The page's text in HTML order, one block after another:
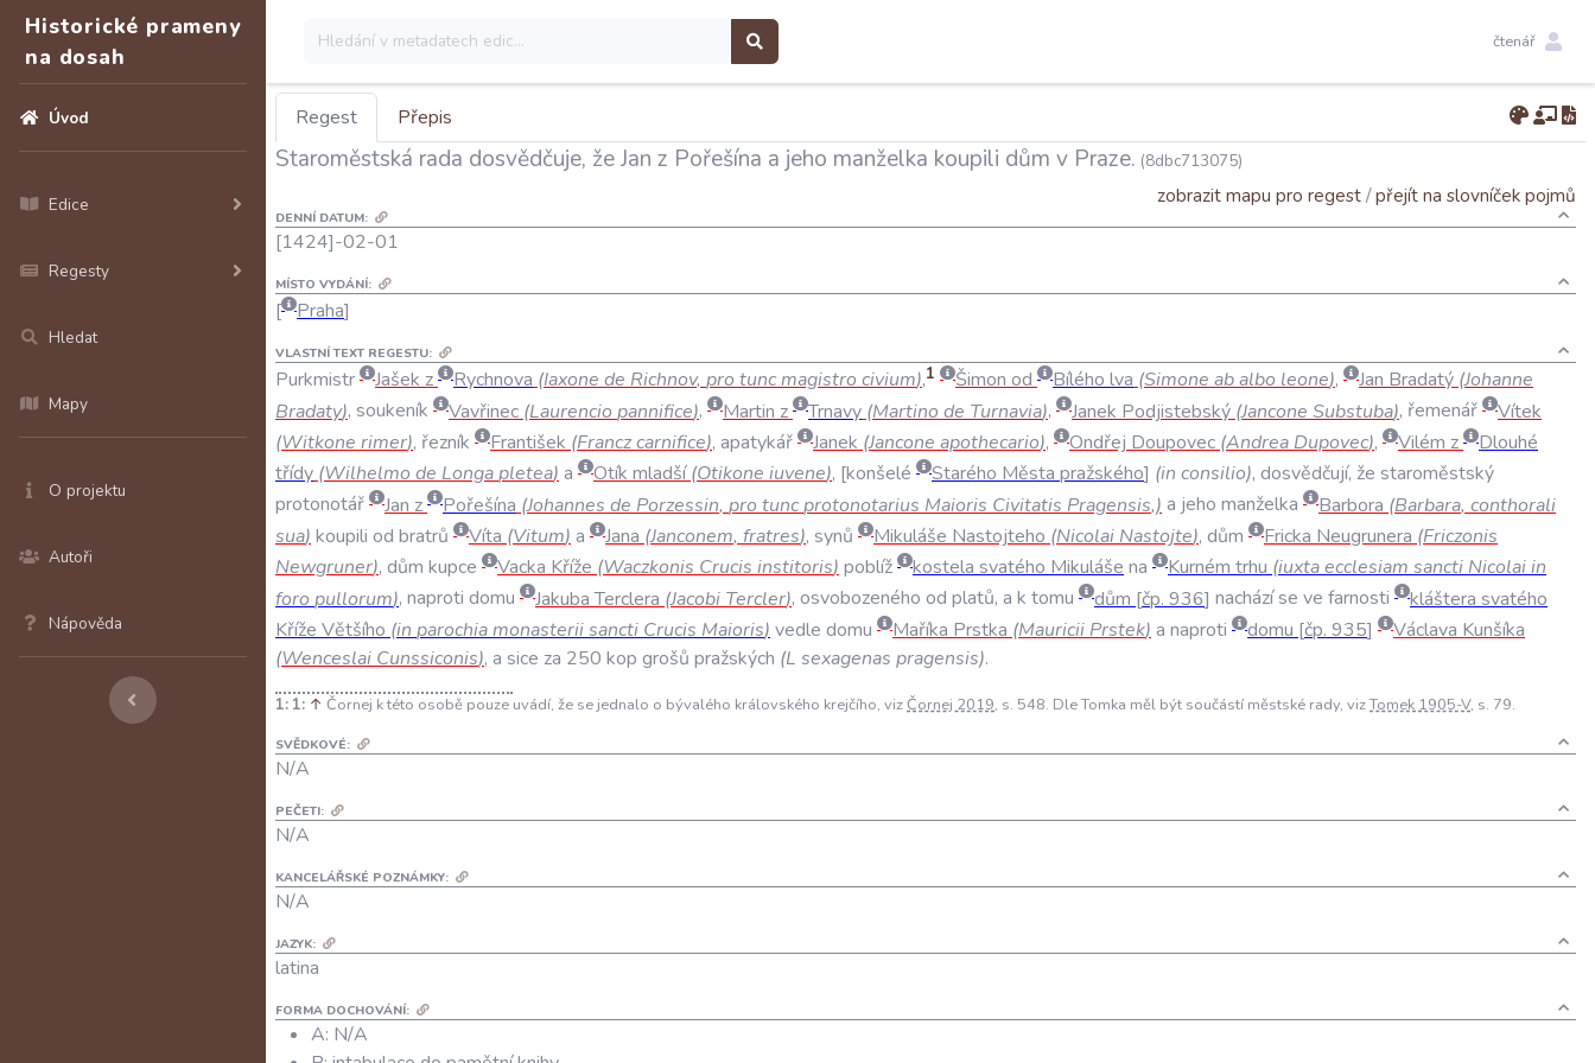
Historické prameny
na dosah
Úvod
Edice
Regesty
Hledat
Mapy
O projektu
Autoři
Nápověda
čtenář
Regest Přepis
Staroměstská rada dosvědčuje, že Jan z Pořešína a jeho manželka koupili dům v Praze. (8dbc713075)
zobrazit mapu pro regest/přejít na slovníček pojmů
DENNÍ DATUM:
[1424]-02-01
MÍSTO VYDÁNÍ:
Praha
VLASTNÍ TEXT REGESTU:
Purkmistr Jašek z Rychnova (Iaxone de Richnov, pro tuncmagistro civium),1 Šimon od Bílého lva (Simone abalbo leone), Jan Bradatý (Johanne
Bradaty), soukeník Vavřinec (Laurencio pannifice), Martin z Trnavy (Martino de Turnavia), Janek Podjistebský (Jancone Substuba), řemenář
Vítek
(Witkone rimer), řezník František (Franczcarnifice), apatykář Janek (Jancone apothecario), Ondřej Doupovec (Andrea Dupovec), Vilém z
Dlouhé
třídy (Wilhelmo de Longapletea) a Otík mladší(Otikone iuvene), konšelé Starého Města pražského (in consilio), dosvědčují, že staroměstský
protonotář
Jan z Pořešína (Johannes de Porzessin, pro tuncprotonotarius Maioris Civitatis Pragensis,) a jeho manželka Barbora (Barbara, conthorali
sua) koupili od bratrů Víta (Vitum) a Jana (Janconem, fratres), synů Mikuláše Nastojteho (Nicolai Nastojte), dům Fricka Neugrunera (Friczonis
Newgruner), dům kupce Vacka Kříže (Waczkonis Crucis institoris) poblíž kostela svatého Mikuláše na Kurném trhu (iuxtaecclesiam sancti Nicolaiin
foro pullorum), naproti domu Jakuba Terclera (Jacobi Tercler), osvobozeného od platů, a k tomu dům čp. 936 nacházíse ve farnosti kláštera svatého
Kříže Většího (in parochiamonasteriisancti Crucis Maioris) vedle domu Maříka Prstka (Mauricii Prstek) a naproti domu čp. 935 Václava Kunšíka
(Wenceslai Cunssiconis), a sice za 250 kop grošů pražských (L sexagenas pragensis).
1: ↑ Čornej k této osobě pouze uvádí, že se jednalo o bývalého královského krejčího, vizČornej 2019, s. 548. Dle Tomka měl být součástí městské rady, vizTomek 1905-V, s. 79.
SVĚDKOVÉ:
N/A
PEČETI:
N/A
KANCELÁŘSKÉ POZNÁMKY:
N/A
JAZYK:
latina
FORMA DOCHOVÁNÍ:
A: N/A